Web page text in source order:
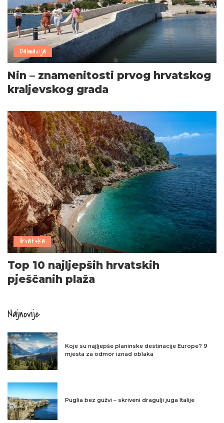
Dalmacija
Nin – znamenitosti prvog hrvatskog
kraljevskog grada
Hrvatska
Top 10 najljepših hrvatskih
pješčanih plaža
Najnovije
Koje su najljepše planinske destinacije Europe? 9
mjesta za odmor iznad oblaka
Puglia bez gužvi – skriveni dragulji juga Italije